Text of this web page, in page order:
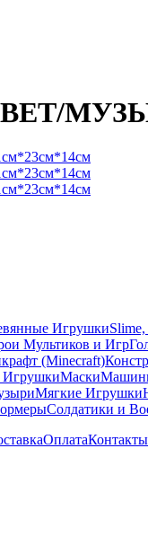
Игрушки
Мультиков и Игр
(Minecraft)
ИгрушкиМаски
Мягкие Игрушки
Солдатики и
ОплатаКонтакты